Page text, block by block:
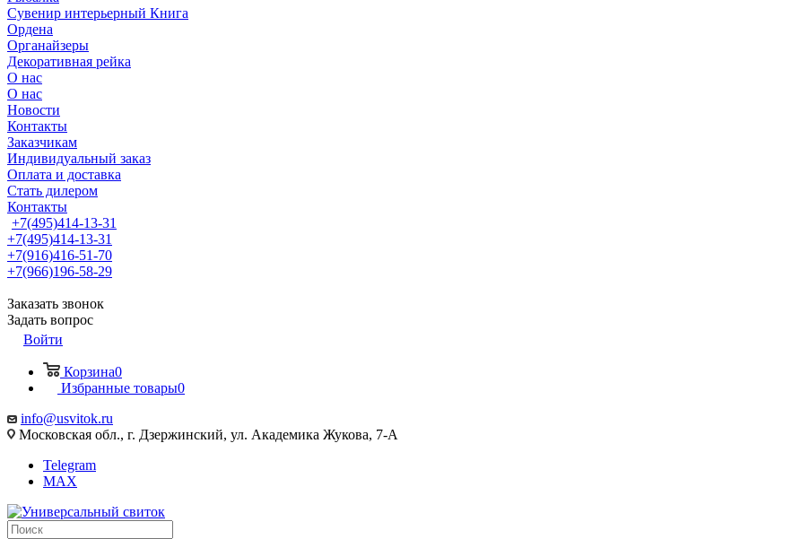
Сувенир интерьерный Книга
Ордена
Органайзеры
Декоративная рейка
О нас
О нас
Новости
Контакты
Заказчикам
Индивидуальный заказ
Оплата и доставка
Стать дилером
Контакты
+7(495)414-13-31
+7(495)414-13-31
+7(916)416-51-70
+7(966)196-58-29
Заказать звонок
Задать вопрос
Войти
Корзина0
Избранные товары0
info@usvitok.ru
Московская обл., г. Дзержинский, ул. Академика Жукова, 7-А
Telegram
MAX